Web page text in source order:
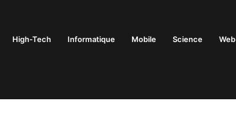
High-Tech Informatique Mobile Science Web